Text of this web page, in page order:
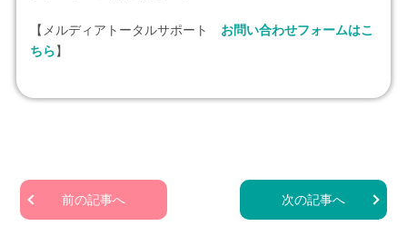
【メルディアトータルサポート お問い合わせフォームはこ
ちら】
前の記事へ 次の記事へ